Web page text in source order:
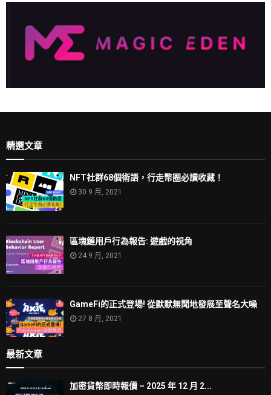
精選文章
NFT社群68個術語，行走幣圈必讀收藏！
30 9 月, 2021
區塊鏈用戶行為報告: 遊戲的視角
24 9 月, 2021
GameFi的正式登場! 從默默無聞地發展至聲名大噪
27 8 月, 2021
最新文章
加密貨幣即時報價 – 2025 年 12 月 2...